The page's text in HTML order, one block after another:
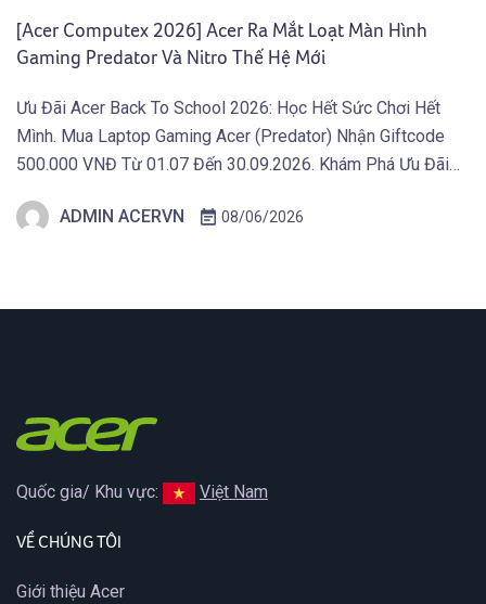
[Acer Computex 2026] Acer Ra Mắt Loạt Màn Hình
Gaming Predator Và Nitro Thế Hệ Mới
Ưu Đãi Acer Back To School 2026: Học Hết Sức Chơi Hết
Mình. Mua Laptop Gaming Acer (Predator) Nhận Giftcode
500.000 VNĐ Từ 01.07 Đến 30.09.2026. Khám Phá Ưu Đãi
hệ màn hình gaming mới thuộc hai dòng Predator và Acer
ADMIN ACERVN 08/06/2026
Quốc gia/ Khu vực: Việt Nam
VỀ CHÚNG TÔI
Giới thiệu Acer